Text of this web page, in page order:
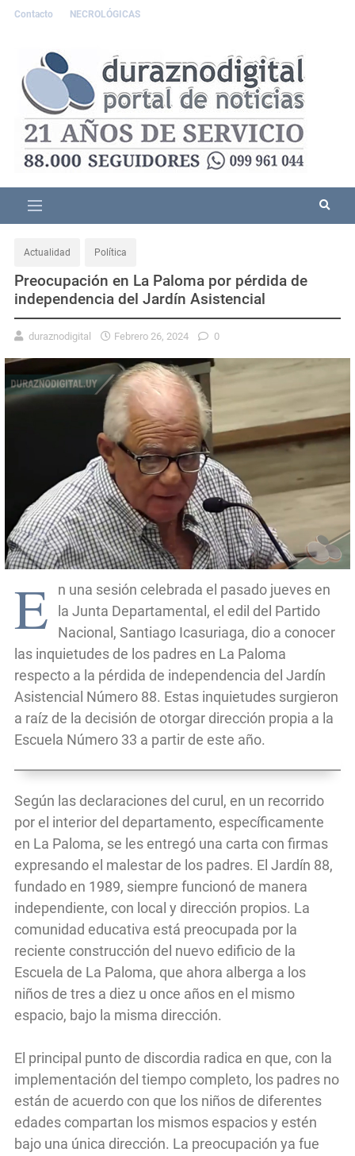
Contacto NECROLÓGICAS
Actualidad Política
Preocupación en La Paloma por pérdida de
independencia del Jardín Asistencial
duraznodigital Febrero 26, 2024 0
E
n una sesión celebrada el pasado jueves en
la Junta Departamental, el edil del Partido
Nacional, Santiago Icasuriaga, dio a conocer
las inquietudes de los padres en La Paloma
respecto a la pérdida de independencia del Jardín
Asistencial Número 88. Estas inquietudes surgieron
a raíz de la decisión de otorgar dirección propia a la
Escuela Número 33 a partir de este año.
Según las declaraciones del curul, en un recorrido
por el interior del departamento, específicamente
en La Paloma, se les entregó una carta con firmas
expresando el malestar de los padres. El Jardín 88,
fundado en 1989, siempre funcionó de manera
independiente, con local y dirección propios. La
comunidad educativa está preocupada por la
reciente construcción del nuevo edificio de la
Escuela de La Paloma, que ahora alberga a los
niños de tres a diez u once años en el mismo
espacio, bajo la misma dirección.
El principal punto de discordia radica en que, con la
implementación del tiempo completo, los padres no
están de acuerdo con que los niños de diferentes
edades compartan los mismos espacios y estén
bajo una única dirección. La preocupación ya fue